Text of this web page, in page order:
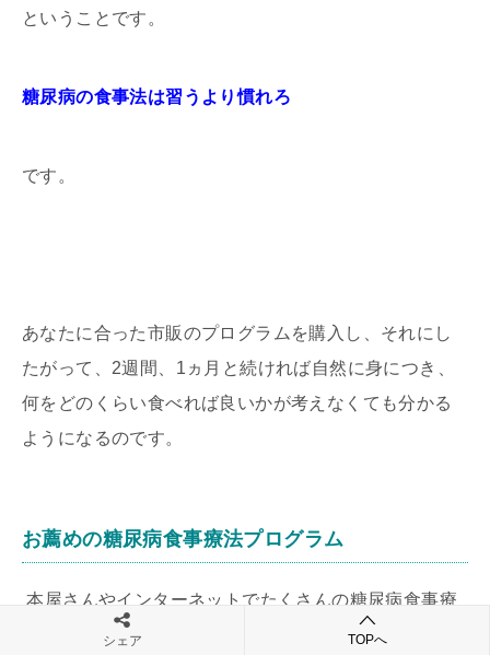
ということです。
糖尿病の食事法は習うより慣れろ
です。
あなたに合った市販のプログラムを購入し、それにし
たがって、2週間、1ヵ月と続ければ自然に身につき、
何をどのくらい食べれば良いかが考えなくても分かる
ようになるのです。
お薦めの糖尿病食事療法プログラム
本屋さんやインターネットでたくさんの糖尿病食事療
法のテキストが販売されています。
シェア TOPへ